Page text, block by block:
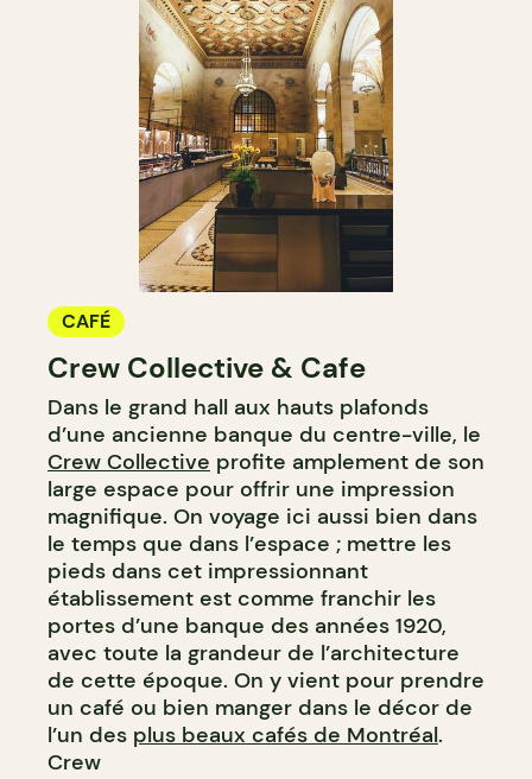
CAFÉ
Crew Collective & Cafe
Dans le grand hall aux hauts plafonds
d’une ancienne banque du centre-ville, le
Crew Collective profite amplement de son
large espace pour offrir une impression
magnifique. On voyage ici aussi bien dans
le temps que dans l’espace ; mettre les
pieds dans cet impressionnant
établissement est comme franchir les
portes d’une banque des années 1920,
avec toute la grandeur de l’architecture
de cette époque. On y vient pour prendre
un café ou bien manger dans le décor de
l’un des plus beaux cafés de Montréal.
Crew